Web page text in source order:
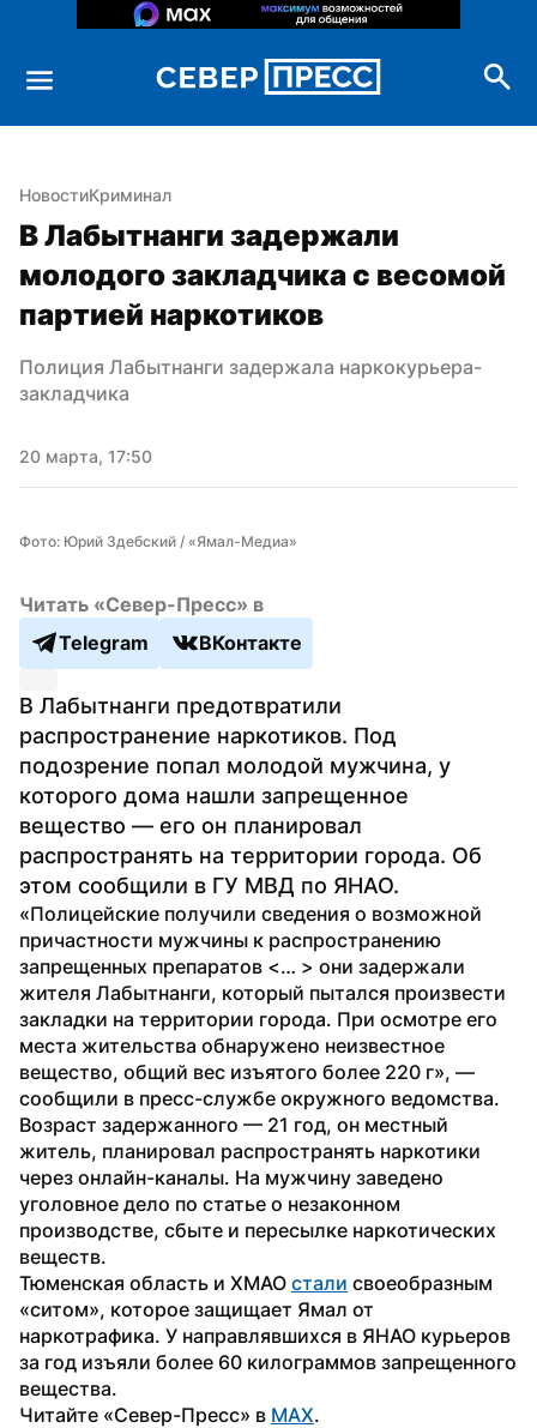
НовостиКриминал
В Лабытнанги задержали
молодого закладчика с весомой
партией наркотиков
Полиция Лабытнанги задержала наркокурьера-
закладчика
20 марта, 17:50
Фото: Юрий Здебский / «Ямал-Медиа»
Читать «Север-Пресс» в
Telegram
ВКонтакте
В Лабытнанги предотвратили
распространение наркотиков. Под
подозрение попал молодой мужчина, у
которого дома нашли запрещенное
вещество — его он планировал
распространять на территории города. Об
этом сообщили в ГУ МВД по ЯНАО.
«Полицейские получили сведения о возможной
причастности мужчины к распространению
запрещенных препаратов <… > они задержали
жителя Лабытнанги, который пытался произвести
закладки на территории города. При осмотре его
места жительства обнаружено неизвестное
вещество, общий вес изъятого более 220 г», —
сообщили в пресс-службе окружного ведомства.
Возраст задержанного — 21 год, он местный
житель, планировал распространять наркотики
через онлайн-каналы. На мужчину заведено
уголовное дело по статье о незаконном
производстве, сбыте и пересылке наркотических
веществ.
Тюменская область и ХМАО стали своеобразным
«ситом», которое защищает Ямал от
наркотрафика. У направлявшихся в ЯНАО курьеров
за год изъяли более 60 килограммов запрещенного
вещества.
Читайте «Север-Пресс» в MAX.